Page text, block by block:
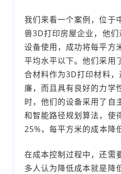
我们来看一个案例，位于
兽3D打印房屋企业，他
设备使用，成功将每平方
平均水平以下。他们采用
合材料作为3D打印材料
廉，而且具有良好的力学
时，他们的设备采用了自
和智能路径规划算法，使
25%，每平方米的成本降
在成本控制过程中，还需
多人认为降低成本就是降